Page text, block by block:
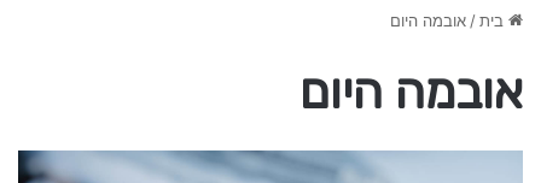
בית/אובמה היום
אובמה היום